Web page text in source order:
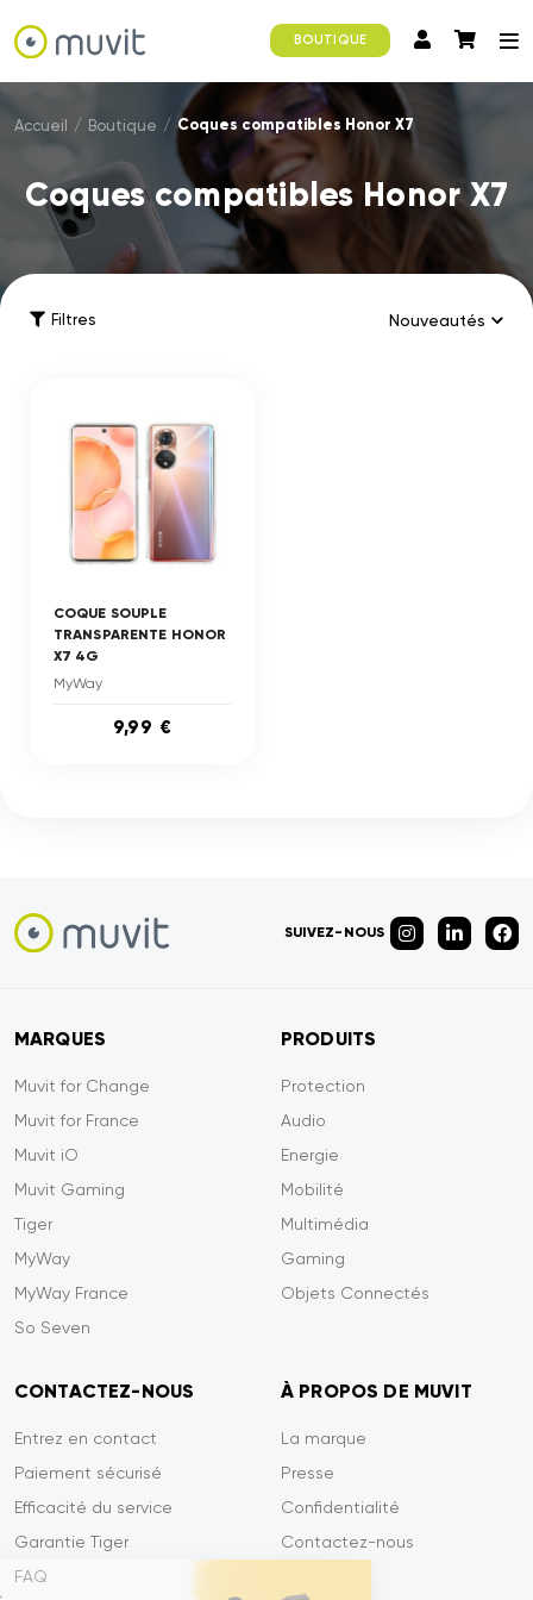
BOUTIQUE
Accueil / Boutique / Coques compatibles Honor X7
Coques compatibles Honor X7
Filtres
COQUE SOUPLE
TRANSPARENTE HONOR
X7 4G
MyWay
9,99 €
SUIVEZ-NOUS
MARQUES
Muvit for Change
Muvit for France
Muvit iO
Muvit Gaming
Tiger
MyWay
MyWay France
So Seven
PRODUITS
Protection
Audio
Energie
Mobilité
Multimédia
Gaming
Objets Connectés
CONTACTEZ-NOUS
Entrez en contact
Paiement sécurisé
Efficacité du service
Garantie Tiger
FAQ
À PROPOS DE MUVIT
La marque
Presse
Confidentialité
Contactez-nous